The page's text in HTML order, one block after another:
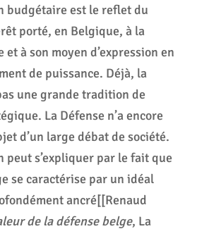
budgétaire est le reflet du
porté, en Belgique, à la
à son moyen d’expression en
de puissance. Déjà, la
une grande tradition de
La Défense n’a encore
d’un large débat de société.
peut s’expliquer par le fait que
se caractérise par un idéal
ancré[[Renaud
de la défense belge, La